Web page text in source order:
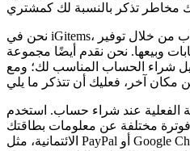
نحن في iGitems، نُخفِّف من مخاطر شراء حساب من خلال توفير
وبيعها. نحن نقدم أيضًا مجموعة
شراء الحساب المناسب لك؛ ومع
الفعلية عند شراء حساب. استخدم
مختلفة عن معلومات بطاقتك
الائتمانية، مثل PayPal أو Google Checkout أو أي نظام آخر من هذا